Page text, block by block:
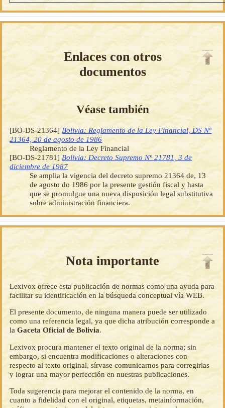
Enlaces con otros
documentos
Véase también
[BO-DS-21364] Bolivia: Reglamento de la Ley Financial, DS Nº
21364, 20 de agosto de 1986
Reglamento de la Ley Financial
[BO-DS-21781] Bolivia: Decreto Supremo Nº 21781, 3 de
diciembre de 1987
Se amplia la vigencia del decreto supremo 21364 de, 13
de agosto do 1986 por la presente gestión fiscal y hasta
que se promulgue una nueva disposición legal substitutiva
sobre administración financiera.
Nota importante
Lexivox ofrece esta publicación de normas como una ayuda para
facilitar su identificación en la búsqueda conceptual vía WEB.
El presente documento, de ninguna manera puede ser utilizado
como una referencia legal, ya que dicha atribución corresponde a
laGaceta Oficial de Bolivia.
Lexivox procura mantener el texto original de la norma; sin
embargo, si encuentra modificaciones o alteraciones con
respecto al texto original, sírvase comunicarnos para corregirlas
y lograr una mayor perfección en nuestras publicaciones.
Toda sugerencia para mejorar el contenido de la norma, en
cuanto a fidelidad con el original, etiquetas, metainformación,